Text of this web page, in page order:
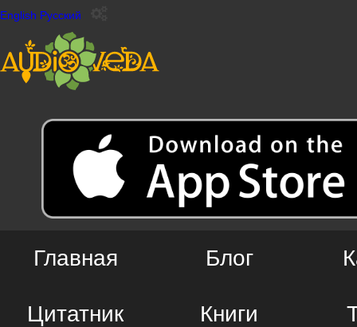
English Русский
Главная Блог
Цитатник Книги